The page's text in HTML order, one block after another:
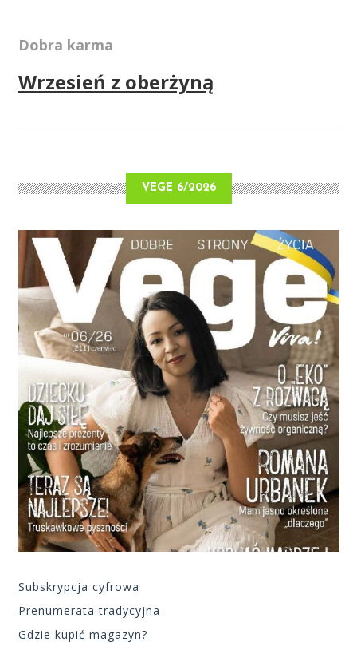
Dobra karma
Wrzesień z oberżyną
VEGE 6/2026
Subskrypcja cyfrowa
Prenumerata tradycyjna
Gdzie kupić magazyn?